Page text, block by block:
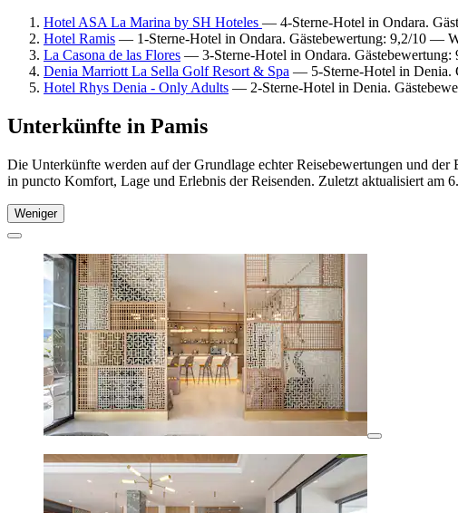
Hotel ASA La Marina by SH Hoteles — 4-Sterne-Hotel in Ondara.
Hotel Ramis — 1-Sterne-Hotel in Ondara. Gästebewertung: 9,2/10 —
La Casona de las Flores — 3-Sterne-Hotel in Ondara.
Denia Marriott La Sella Golf Resort & Spa — 5-Sterne-Hotel in Denia.
Hotel Rhys Denia - Only Adults — 2-Sterne-Hotel in Denia.
Unterkünfte in Pamis
Die Unterkünfte werden auf der Grundlage echter Reisebewertungen und
in puncto Komfort, Lage und Erlebnis der Reisenden. Zuletzt aktualisiert am
Weniger